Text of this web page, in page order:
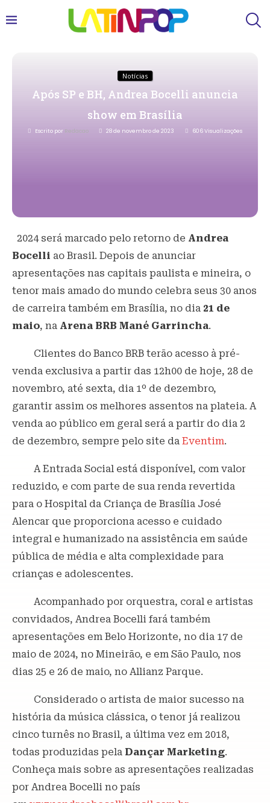
Notícias
Após SP e BH, Andrea Bocelli anuncia
show em Brasília
Escrito por Redacao 28 de novembro de 2023 606Visualizações
2024 será marcado pelo retorno de Andrea
Bocelli ao Brasil. Depois de anunciar
apresentações nas capitais paulista e mineira, o
tenor mais amado do mundo celebra seus 30 anos
de carreira também em Brasília, no dia 21 de
maio, na Arena BRB Mané Garrincha.
Clientes do Banco BRB terão acesso à pré-
venda exclusiva a partir das 12h00 de hoje, 28 de
novembro, até sexta, dia 1º de dezembro,
garantir assim os melhores assentos na plateia. A
venda ao público em geral será a partir do dia 2
de dezembro, sempre pelo site da Eventim.
A Entrada Social está disponível, com valor
reduzido, e com parte de sua renda revertida
para o Hospital da Criança de Brasília José
Alencar que proporciona acesso e cuidado
integral e humanizado na assistência em saúde
pública de média e alta complexidade para
crianças e adolescentes.
Acompanhado por orquestra, coral e artistas
convidados, Andrea Bocelli fará também
apresentações em Belo Horizonte, no dia 17 de
maio de 2024, no Mineirão, e em São Paulo, nos
dias 25 e 26 de maio, no Allianz Parque.
Considerado o artista de maior sucesso na
história da música clássica, o tenor já realizou
cinco turnês no Brasil, a última vez em 2018,
todas produzidas pela Dançar Marketing.
Conheça mais sobre as apresentações realizadas
por Andrea Bocelli no país